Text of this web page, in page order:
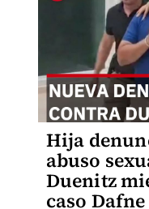
Hija
abuso
Duenitz
caso Dafne